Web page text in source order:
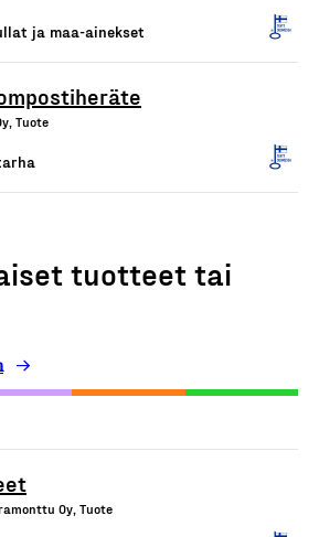
ja maa-ainekset
Tuote
tuotteet tai
Oy, Tuote